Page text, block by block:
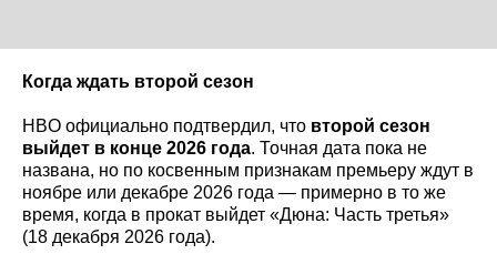
Когда ждать второй сезон
HBO официально подтвердил, что второй сезон
выйдет в конце 2026 года. Точная дата пока не
названа, но по косвенным признакам премьеру ждут в
ноябре или декабре 2026 года — примерно в то же
время, когда в прокат выйдет «Дюна: Часть третья»
(18 декабря 2026 года).